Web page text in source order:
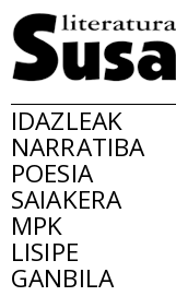
IDAZLEAK
NARRATIBA
POESIA
SAIAKERA
MPK
LISIPE
GANBILA